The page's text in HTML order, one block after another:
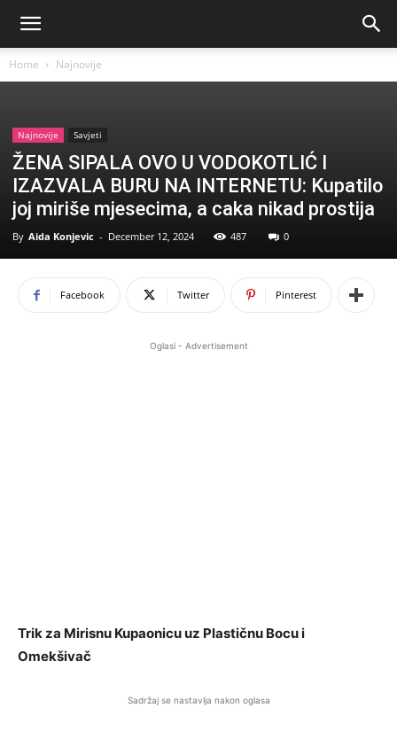
Home Najnovije
Najnovije Savjeti
ŽENA SIPALA OVO U VODOKOTLIĆ I
IZAZVALA BURU NA INTERNETU: Kupatilo
joj miriše mjesecima, a caka nikad prostija
By Aida Konjevic - December 12, 2024 487 0
Facebook Twitter Pinterest
Oglasi - Advertisement
Trik za Mirisnu Kupaonicu uz Plastičnu Bocu i
Omekšivač
Sadržaj se nastavlja nakon oglasa